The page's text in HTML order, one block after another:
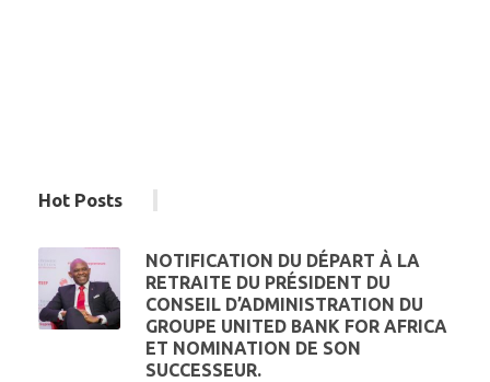
Hot Posts
NOTIFICATION DU DÉPART À LA
RETRAITE DU PRÉSIDENT DU
CONSEIL D’ADMINISTRATION DU
GROUPE UNITED BANK FOR AFRICA
ET NOMINATION DE SON
SUCCESSEUR.